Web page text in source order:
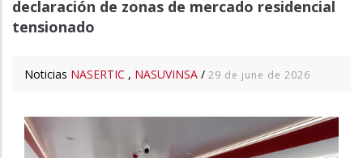
declaración de zonas de mercado residencial
tensionado
Noticias NASERTIC , NASUVINSA / 29 de june de 2026